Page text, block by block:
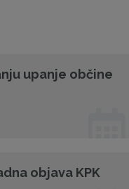
upanje občine
objava KPK